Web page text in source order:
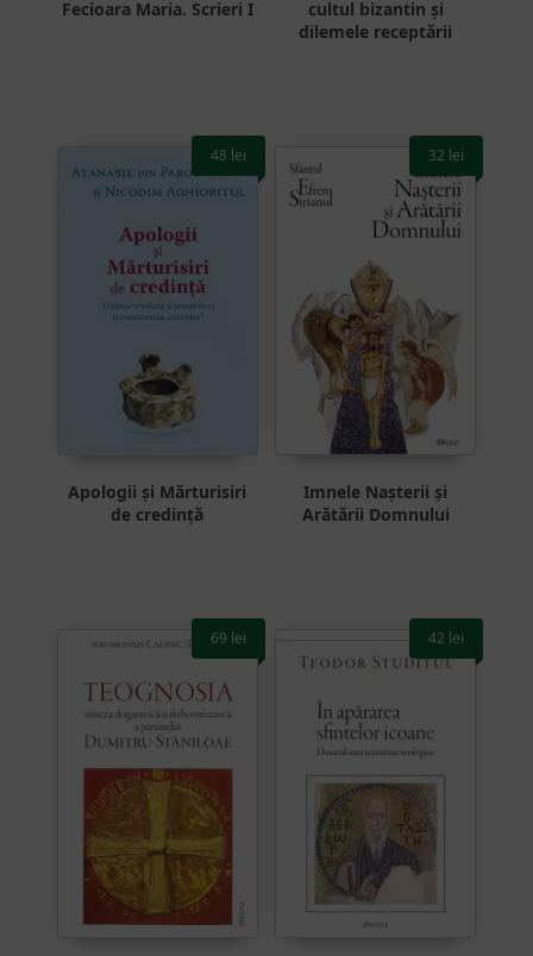
Fecioara Maria. Scrieri I
cultul bizantin și
dilemele receptării
Apologii și Mărturisiri
de credință
48 lei
Imnele Nașterii și
Arătării Domnului
32 lei
69 lei 42 lei